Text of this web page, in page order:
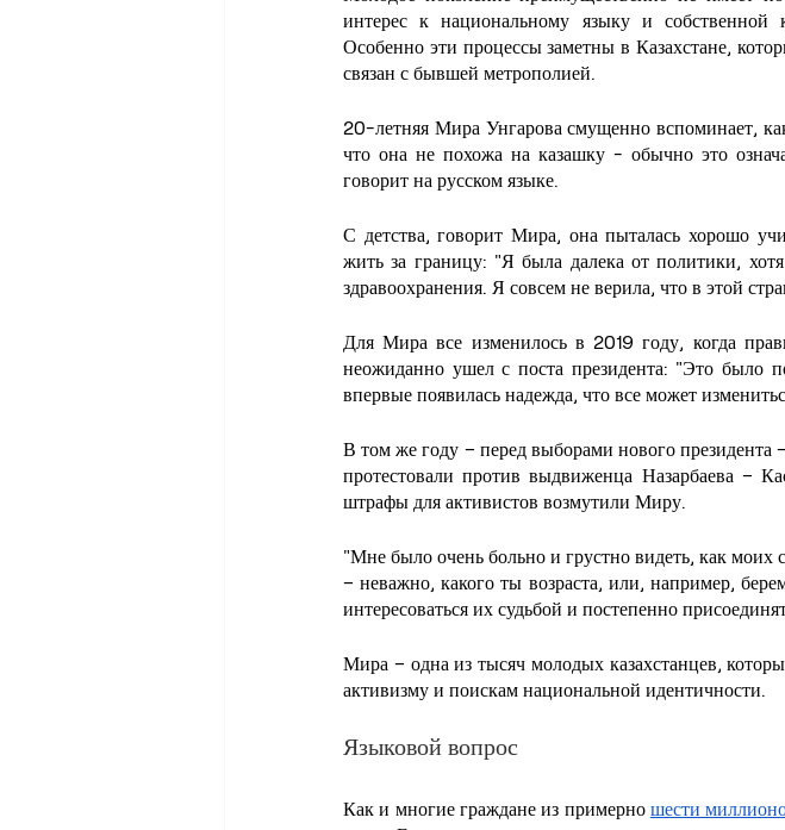
интерес к национальному языку и собственной
Особенно эти процессы заметны в Казахстане,
связан с бывшей метрополией.
20-летняя Мира Унгарова смущенно вспоминает,
что она не похожа на казашку - обычно это
говорит на русском языке.
С детства, говорит Мира, она пыталась хорошо
жить за границу: "Я была далека от политики,
здравоохранения. Я совсем не верила, что в этой
Для Мира все изменилось в 2019 году, когда
неожиданно ушел с поста президента: "Это было
впервые появилась надежда, что все может
В том же году – перед выборами нового
протестовали против выдвиженца Назарбаева –
штрафы для активистов возмутили Миру.
"Мне было очень больно и грустно видеть, как моих
– неважно, какого ты возраста, или, например,
интересоваться их судьбой и постепенно
Мира – одна из тысяч молодых казахстанцев,
активизму и поискам национальной идентичности.
Языковой вопрос
Как и многие граждане из примерно шести